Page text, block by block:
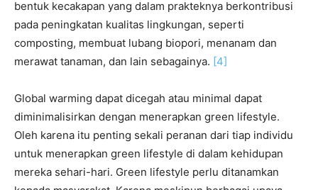
bentuk kecakapan yang dalam prakteknya berkontribusi
pada peningkatan kualitas lingkungan, seperti
composting, membuat lubang biopori, menanam dan
merawat tanaman, dan lain sebagainya. [4]
Global warming dapat dicegah atau minimal dapat
diminimalisirkan dengan menerapkan green lifestyle.
Oleh karena itu penting sekali peranan dari tiap individu
untuk menerapkan green lifestyle di dalam kehidupan
mereka sehari-hari. Green lifestyle perlu ditanamkan